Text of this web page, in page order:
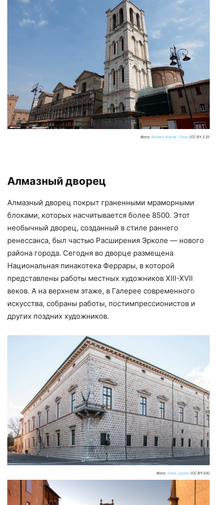
Фото: Richard Mortel / flickr (CC BY 2.0)
Алмазный дворец
Алмазный дворец покрыт граненными мраморными
блоками, которых насчитывается более 8500. Этот
необычный дворец, созданный в стиле раннего
ренессанса, был частью Расширения Эрколе — нового
района города. Сегодня во дворце размещена
Национальная пинакотека Феррары, в которой
представлены работы местных художников XIII-XVII
веков. А на верхнем этаже, в Галерее современного
искусства, собраны работы, постимпрессионистов и
других поздних художников.
Фото: Vanni Lazzari (CC BY-SA)